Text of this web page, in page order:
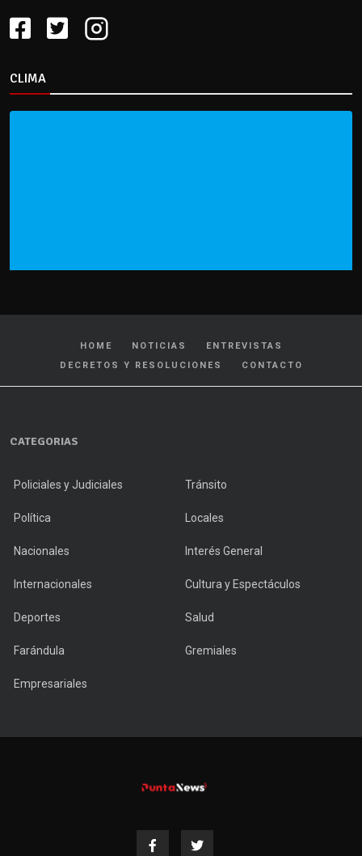
CLIMA
HOME NOTICIAS
ENTREVISTAS
DECRETOS Y RESOLUCIONES
CONTACTO
CATEGORIAS
Policiales y Judiciales Tránsito
Política Locales
Nacionales Interés General
Internacionales Cultura y Espectáculos
Deportes Salud
Farándula Gremiales
Empresariales